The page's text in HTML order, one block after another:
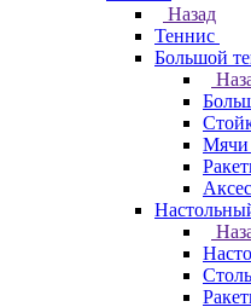
Назад
Теннис
Большой
Мячи